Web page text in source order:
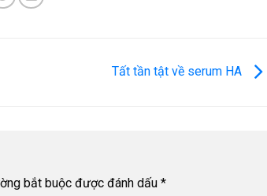
Tất tần tật về serum HA
bắt buộc được đánh dấu *